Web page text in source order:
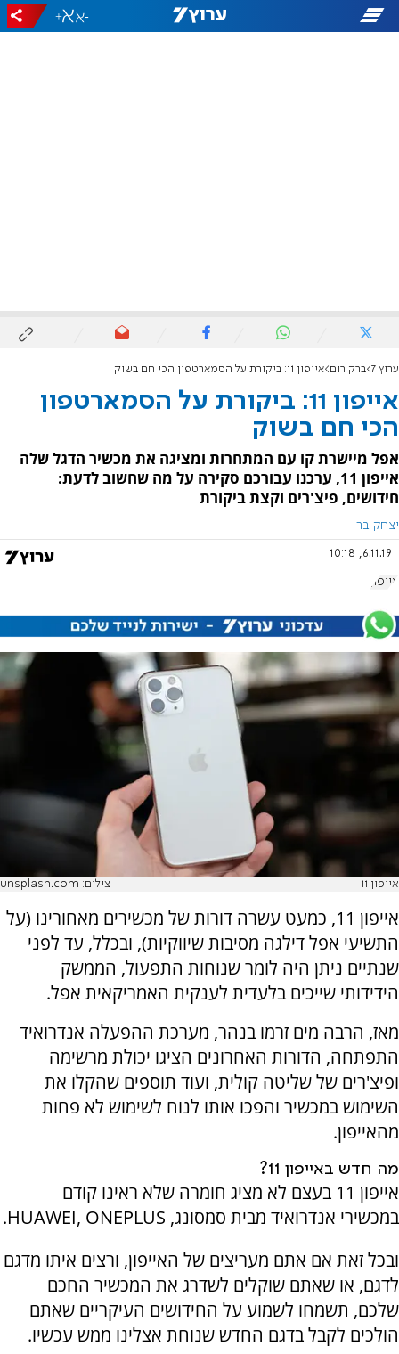
-
+
ערוץ 7 ברק רום אייפון 11: ביקורת על הסמארטפון הכי חם בשוק
אייפון 11: ביקורת על הסמארטפון
הכי חם בשוק
אפל מיישרת קו עם המתחרות ומציגה את מכשיר הדגל שלה
אייפון 11, ערכנו עבורכם סקירה על מה שחשוב לדעת:
חידושים, פיצ'רים וקצת ביקורת
יצחק בר
6.11.19, 10:18
אייפון
אייפון 11 צילום: unsplash.com
אייפון 11, כמעט עשרה דורות של מכשירים מאחורינו (על
התשיעי אפל דילגה מסיבות שיווקיות), ובכלל, עד לפני
שנתיים ניתן היה לומר שנוחות התפעול, הממשק
הידידותי שייכים בלעדית לענקית האמריקאית אפל.
מאז, הרבה מים זרמו בנהר, מערכת ההפעלה אנדרואיד
התפתחה, הדורות האחרונים הציגו יכולת מרשימה
ופיצ'רים של שליטה קולית, ועוד תוספים שהקלו את
השימוש במכשיר והפכו אותו לנוח לשימוש לא פחות
מהאייפון.
מה חדש באייפון 11?
אייפון 11 בעצם לא מציג חומרה שלא ראינו קודם
במכשירי אנדרואיד מבית סמסונג, HUAWEI, ONEPLUS
.
ובכל זאת אם אתם מעריצים של האייפון, ורצים איתו מדגם
לדגם, או שאתם שוקלים לשדרג את המכשיר החכם
שלכם, תשמחו לשמוע על החידושים העיקריים שאתם
הולכים לקבל בדגם החדש שנוחת אצלינו ממש עכשיו.